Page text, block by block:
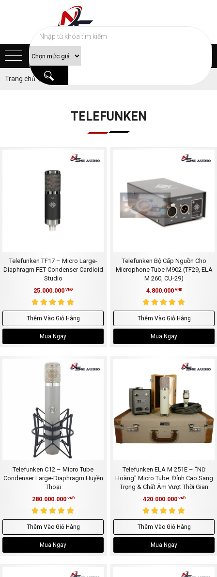
Trang chủ Sản phẩm
TELEFUNKEN
Telefunken TF17 – Micro Large-
Diaphragm FET Condenser Cardioid
Studio
25.000.000 VNĐ
Thêm Vào Giỏ Hàng
Mua Ngay
Telefunken Bộ Cấp Nguồn Cho
Microphone Tube M902 (TF29, ELA
M 260, CU-29)
4.800.000 VNĐ
Thêm Vào Giỏ Hàng
Mua Ngay
Telefunken C12 – Micro Tube
Condenser Large-Diaphragm Huyền
Thoại
280.000.000 VNĐ
Thêm Vào Giỏ Hàng
Mua Ngay
Telefunken ELA M 251E – "Nữ
Hoàng" Micro Tube: Đỉnh Cao Sang
Trọng & Chất Âm Vượt Thời Gian
420.000.000 VNĐ
Thêm Vào Giỏ Hàng
Mua Ngay